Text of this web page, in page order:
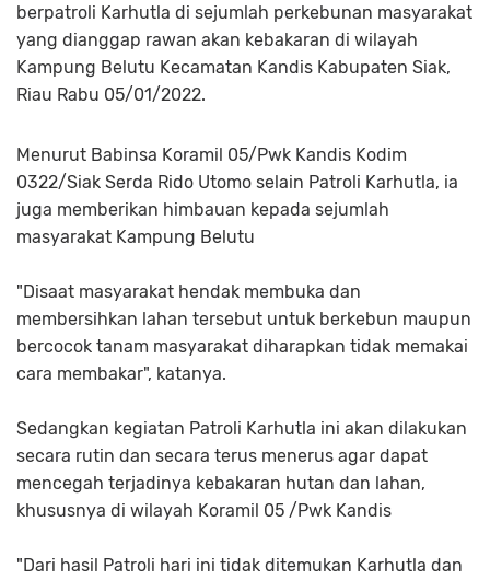
berpatroli Karhutla di sejumlah perkebunan masyarakat
yang dianggap rawan akan kebakaran di wilayah
Kampung Belutu Kecamatan Kandis Kabupaten Siak,
Riau Rabu 05/01/2022.
Menurut Babinsa Koramil 05/Pwk Kandis Kodim
0322/Siak Serda Rido Utomo selain Patroli Karhutla, ia
juga memberikan himbauan kepada sejumlah
masyarakat Kampung Belutu
"Disaat masyarakat hendak membuka dan
membersihkan lahan tersebut untuk berkebun maupun
bercocok tanam masyarakat diharapkan tidak memakai
cara membakar", katanya.
Sedangkan kegiatan Patroli Karhutla ini akan dilakukan
secara rutin dan secara terus menerus agar dapat
mencegah terjadinya kebakaran hutan dan lahan,
khususnya di wilayah Koramil 05 /Pwk Kandis
"Dari hasil Patroli hari ini tidak ditemukan Karhutla dan